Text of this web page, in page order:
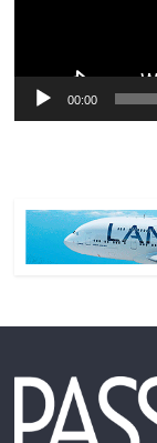
00:00